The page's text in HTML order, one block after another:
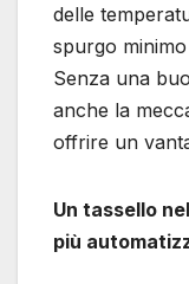
delle
spurgo
Senza una
anche la
offrire un
Un tassello
più